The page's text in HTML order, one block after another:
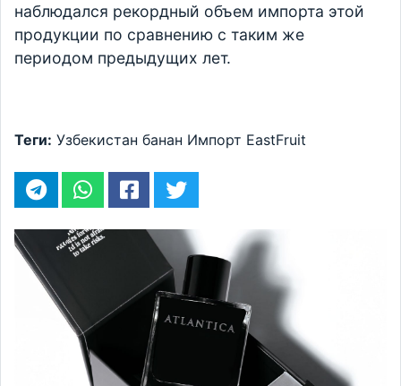
наблюдался рекордный объем импорта этой
продукции по сравнению с таким же
периодом предыдущих лет.
Теги: Узбекистан банан Импорт EastFruit